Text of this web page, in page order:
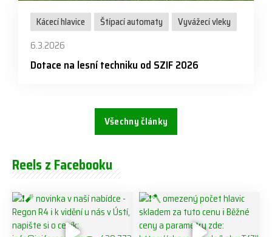
Kácecí hlavice Štípací automaty
Vyvážecí vleky
6.3.2026
Dotace na lesní techniku od SZIF 2026
Všechny články
Reels z Facebooku